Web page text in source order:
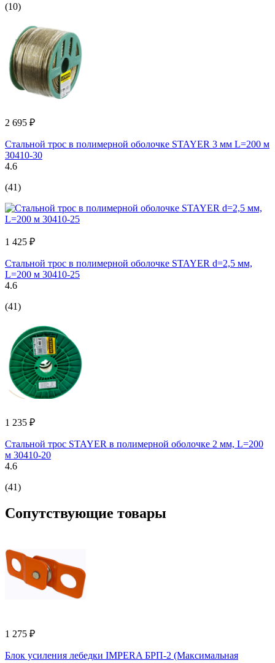
(10)
2 695 ₽
Стальной трос в полимерной оболочке STAYER 3 мм L=200 м
30410-30
4.6
(41)
1 425 ₽
Стальной трос в полимерной оболочке STAYER d=2,5 мм,
L=200 м 30410-25
4.6
(41)
1 235 ₽
Стальной трос STAYER в полимерной оболочке 2 мм, L=200
м 30410-20
4.6
(41)
Сопутствующие товары
1 275 ₽
Блок усиления лебедки IMPERA БРП-2 (Максимальная